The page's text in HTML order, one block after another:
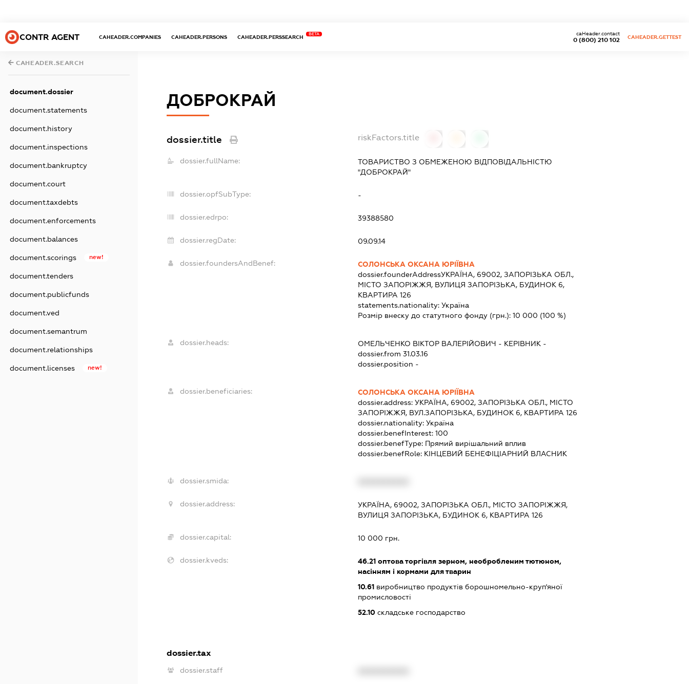
CONTR AGENT CAHEADER.COMPANIES CAHEADER.PERSONS CAHEADER.PERSSEARCH
BETA
0 (800) 210 102
caHeader.contact
CAHEADER.GETTEST
CAHEADER.SEARCH
document.dossier
document.statements
document.history
document.inspections
document.bankruptcy
document.court
document.taxdebts
document.enforcements
document.balances
document.scorings new!
document.tenders
document.publicfunds
document.ved
document.semantrum
document.relationships
document.licenses new!
ДОБРОКРАЙ
dossier.title riskFactors.title
dossier.fullName:
ТОВАРИСТВО З ОБМЕЖЕНОЮ ВІДПОВІДАЛЬНІСТЮ
"ДОБРОКРАЙ"
dossier.opfSubType: -
dossier.edrpo: 39388580
dossier.regDate: 09.09.14
dossier.foundersAndBenef:
СОЛОНСЬКА ОКСАНА ЮРІЇВНА
dossier.founderAddressУКРАЇНА, 69002, ЗАПОРІЗЬКА ОБЛ.,
МІСТО ЗАПОРІЖЖЯ, ВУЛИЦЯ ЗАПОРІЗЬКА, БУДИНОК 6,
КВАРТИРА 126
statements.nationality: Україна
Розмір внеску до статутного фонду (грн.): 10 000 (100 %)
dossier.heads: ОМЕЛЬЧЕНКО ВІКТОР ВАЛЕРІЙОВИЧ - КЕРІВНИК -
dossier.from 31.03.16
dossier.position -
dossier.beneficiaries:
СОЛОНСЬКА ОКСАНА ЮРІЇВНА
dossier.address: УКРАЇНА, 69002, ЗАПОРІЗЬКА ОБЛ., МІСТО
ЗАПОРІЖЖЯ, ВУЛ.ЗАПОРІЗЬКА, БУДИНОК 6, КВАРТИРА 126
dossier.nationality: Україна
dossier.benefInterest: 100
dossier.benefType: Прямий вирішальний вплив
dossier.benefRole: КІНЦЕВИЙ БЕНЕФІЦІАРНИЙ ВЛАСНИК
dossier.smida:
dossier.address:
УКРАЇНА, 69002, ЗАПОРІЗЬКА ОБЛ., МІСТО ЗАПОРІЖЖЯ,
ВУЛИЦЯ ЗАПОРІЗЬКА, БУДИНОК 6, КВАРТИРА 126
dossier.capital: 10 000 грн.
dossier.kveds: 46.21оптова торгівля зерном, необробленим тютюном,
насінням і кормами для тварин
10.61виробництво продуктів борошномельно-круп'яної
промисловості
52.10складське господарство
dossier.tax
dossier.staff